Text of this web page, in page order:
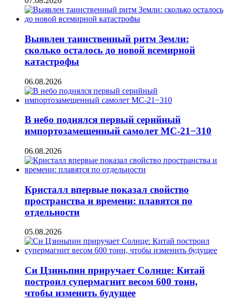
Выявлен таинственный ритм Земли:
сколько осталось до новой всемирной
катастрофы
06.08.2026
В небо поднялся первый серийный
импортозамещенный самолет МС-21−310
06.08.2026
Кристалл впервые показал свойство
пространства и времени: плавятся по
отдельности
05.08.2026
Си Цзиньпин приручает Солнце: Китай
построил супермагнит весом 600 тонн,
чтобы изменить будущее